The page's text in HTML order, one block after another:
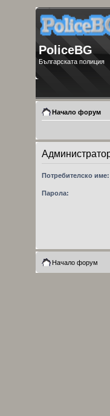
PoliceBG
Българската полиция
Начало форум
Потребителско име:
Парола:
Начало форум